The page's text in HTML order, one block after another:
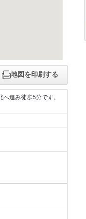
地図を印刷する
進み徒歩5分です。